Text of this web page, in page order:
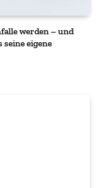
werden – und
eigene